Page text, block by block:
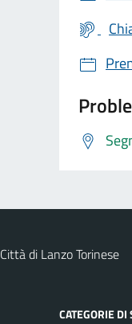
Città di Lanzo Torinese
CATEGORIE DI